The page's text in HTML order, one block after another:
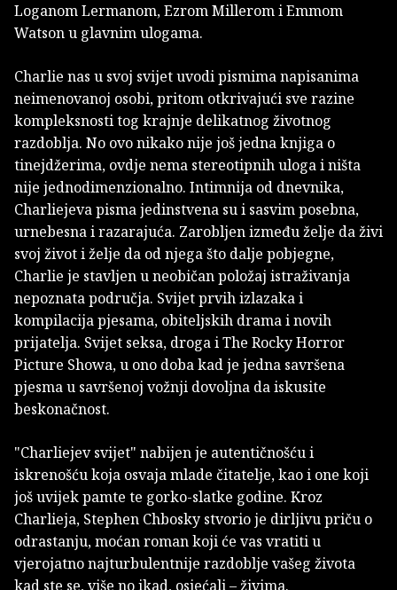
Loganom Lermanom, Ezrom Millerom i Emmom
Watson u glavnim ulogama.
Charlie nas u svoj svijet uvodi pismima napisanima
neimenovanoj osobi, pritom otkrivajući sve razine
kompleksnosti tog krajnje delikatnog životnog
razdoblja. No ovo nikako nije još jedna knjiga o
tinejdžerima, ovdje nema stereotipnih uloga i ništa
nije jednodimenzionalno. Intimnija od dnevnika,
Charliejeva pisma jedinstvena su i sasvim posebna,
urnebesna i razarajuća. Zarobljen između želje da živi
svoj život i želje da od njega što dalje pobjegne,
Charlie je stavljen u neobičan položaj istraživanja
nepoznata područja. Svijet prvih izlazaka i
kompilacija pjesama, obiteljskih drama i novih
prijatelja. Svijet seksa, droga i The Rocky Horror
Picture Showa, u ono doba kad je jedna savršena
pjesma u savršenoj vožnji dovoljna da iskusite
beskonačnost.
"Charliejev svijet" nabijen je autentičnošću i
iskrenošću koja osvaja mlade čitatelje, kao i one koji
još uvijek pamte te gorko-slatke godine. Kroz
Charlieja, Stephen Chbosky stvorio je dirljivu priču o
odrastanju, moćan roman koji će vas vratiti u
vjerojatno najturbulentnije razdoblje vašeg života
kad ste se, više no ikad, osjećali – živima.